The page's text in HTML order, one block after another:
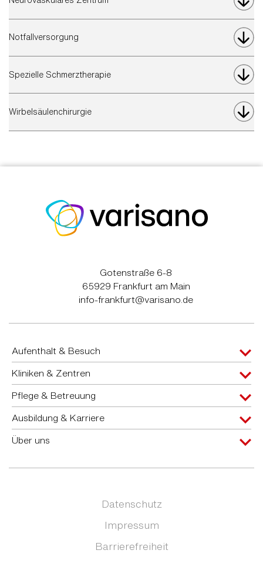
Notfallversorgung
Spezielle Schmerztherapie
Wirbelsäulenchirurgie
Gotenstraße 6-8
65929 Frankfurt am Main
info-frankfurt@varisano.de
Aufenthalt & Besuch
Kliniken & Zentren
Pflege & Betreuung
Ausbildung & Karriere
Über uns
Datenschutz
Impressum
Barrierefreiheit